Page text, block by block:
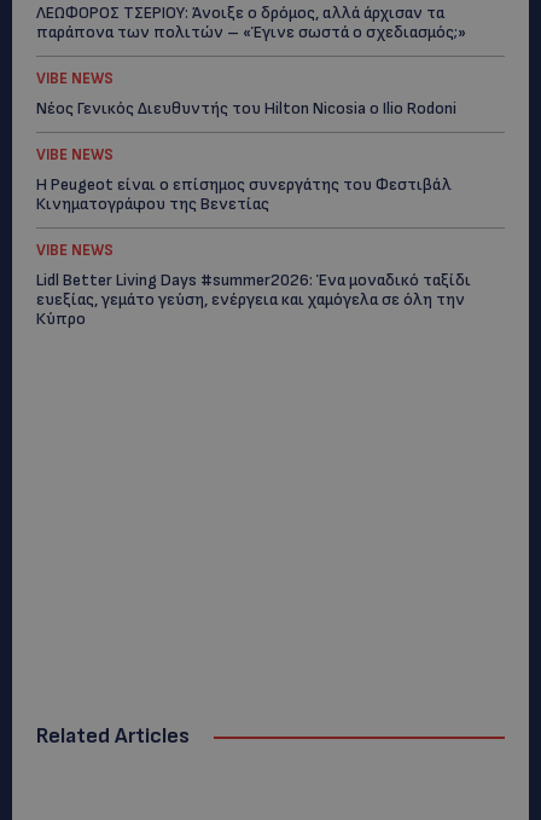
ΛΕΩΦΟΡΟΣ ΤΣΕΡΙΟΥ: Άνοιξε ο δρόμος, αλλά άρχισαν τα
παράπονα των πολιτών – «Έγινε σωστά ο σχεδιασμός;»
VIBE NEWS
Νέος Γενικός Διευθυντής του Hilton Nicosia ο Ilio Rodoni
VIBE NEWS
Η Peugeot είναι ο επίσημος συνεργάτης του Φεστιβάλ
Κινηματογράφου της Βενετίας
VIBE NEWS
Lidl Better Living Days #summer2026: Ένα μοναδικό ταξίδι
ευεξίας, γεμάτο γεύση, ενέργεια και χαμόγελα σε όλη την
Κύπρο
Related Articles